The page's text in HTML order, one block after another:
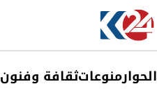
الحوارمنوعاتثقافة وفنون